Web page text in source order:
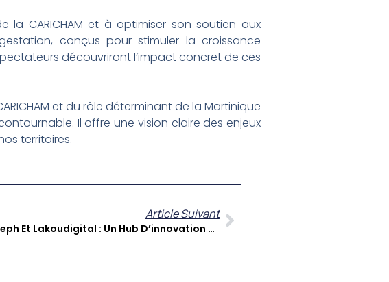
CARICHAM et à optimiser son soutien aux
conçus pour stimuler la croissance
découvriront l’impact concret de ces
et du rôle déterminant de la Martinique
Il offre une vision claire des enjeux
territoires.
Article Suivant
Emmanuel Joseph Et Lakoudigital : Un Hub D’innovation Pour L’entrepreneuriat Caribéen